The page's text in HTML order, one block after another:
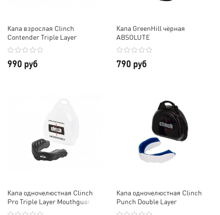
Капа взрослая Clinch
Contender Triple Layer
Mouthguard
990 руб
Капа GreenHill чёрная
ABSOLUTE
790 руб
Капа одночелюстная Clinch
Pro Triple Layer Mouthguard
Капа одночелюстная Clinch
Punch Double Layer
Mouthguard